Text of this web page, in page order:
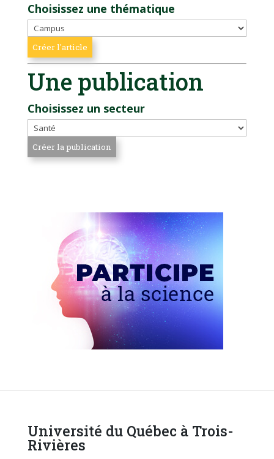
Choisissez une thématique
Une publication
Choisissez un secteur
Université du Québec à Trois-
Rivières